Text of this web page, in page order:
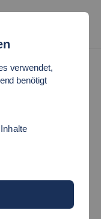
verwendet,
benötigt